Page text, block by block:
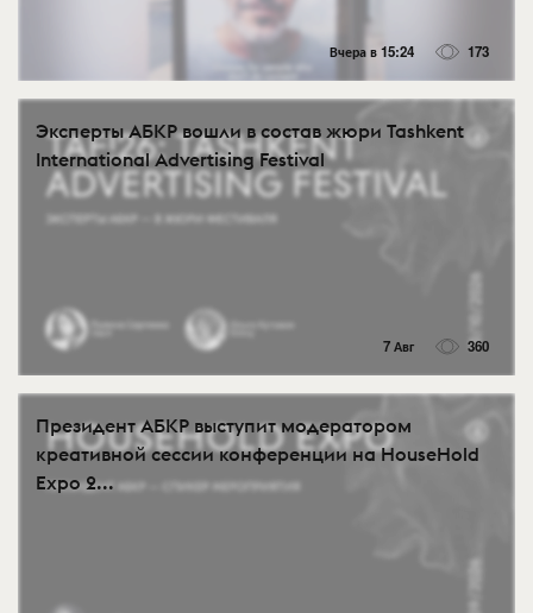
Вчера в 15:24 173
Эксперты АБКР вошли в состав жюри Tashkent
International Advertising Festival
7 Авг 360
Президент АБКР выступит модератором
креативной сессии конференции на HouseHold
Expo 2...